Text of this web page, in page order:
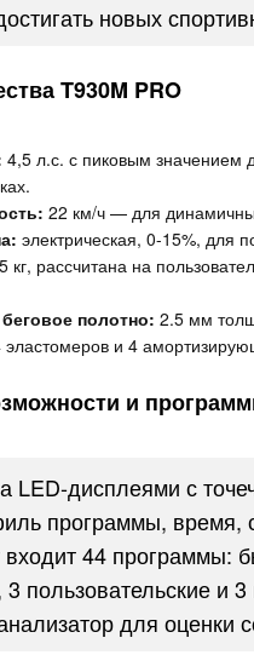
новых
T930M PRO
4,5 л.с. с пиковым значением
22 км/ч — для
электрическая, 0-15%, для
кг, рассчитана на
полотно: 2.5 мм
эластомеров и 4
и
LED-дисплеями с
программы, время,
44 программы:
пользовательские и
для оценки